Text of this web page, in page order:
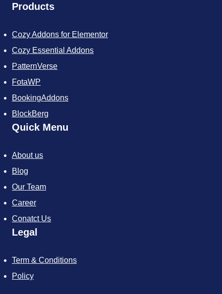
c
o
k
e
r
s
f
g
a
Products
Cozy Addons for Elementor
Cozy Essential Addons
PatternVerse
FotaWP
BookingAddons
BlockBerg
Quick Menu
About us
Blog
Our Team
Career
Conatct Us
Legal
Term & Conditions
Policy